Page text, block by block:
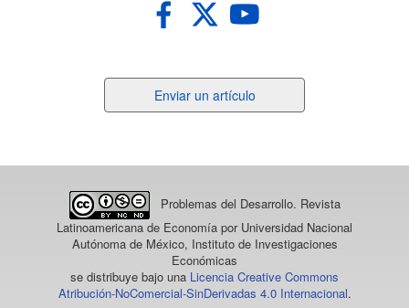
un
Enviar un artículo
Problemas del Desarrollo. Revista
Latinoamericana de Economía por Universidad Nacional
Autónoma de México, Instituto de Investigaciones
Económicas
se distribuye bajo una Licencia Creative Commons
Atribución-NoComercial-SinDerivadas 4.0 Internacional.